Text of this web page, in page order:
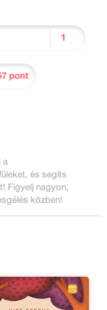
pont
a
és segíts
Figyelj nagyon,
közben!